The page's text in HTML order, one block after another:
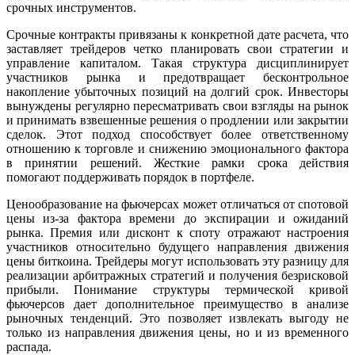
срочных инструментов.
Срочные контракты привязаны к конкретной дате расчета, что
заставляет трейдеров четко планировать свои стратегии и
управление капиталом. Такая структура дисциплинирует
участников рынка и предотвращает бесконтрольное
накопление убыточных позиций на долгий срок. Инвесторы
вынуждены регулярно пересматривать свои взгляды на рынок
и принимать взвешенные решения о продлении или закрытии
сделок. Этот подход способствует более ответственному
отношению к торговле и снижению эмоционального фактора
в принятии решений. Жесткие рамки срока действия
помогают поддерживать порядок в портфеле.
Ценообразование на фьючерсах может отличаться от спотовой
цены из-за фактора времени до экспирации и ожиданий
рынка. Премия или дисконт к споту отражают настроения
участников относительно будущего направления движения
цены биткоина. Трейдеры могут использовать эту разницу для
реализации арбитражных стратегий и получения безрисковой
прибыли. Понимание структуры термической кривой
фьючерсов дает дополнительное преимущество в анализе
рыночных тенденций. Это позволяет извлекать выгоду не
только из направления движения цены, но и из временного
распада.